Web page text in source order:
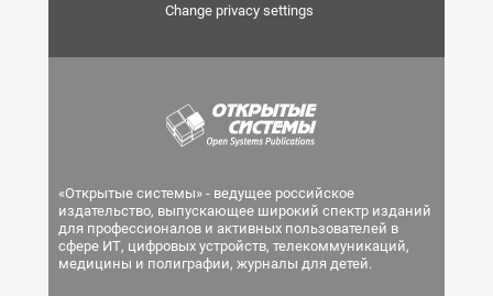
Change privacy settings
«Открытые системы» - ведущее российское
издательство, выпускающее широкий спектр изданий
для профессионалов и активных пользователей в
сфере ИТ, цифровых устройств, телекоммуникаций,
медицины и полиграфии, журналы для детей.